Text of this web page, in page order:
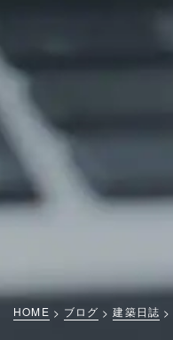
HOME ブログ 建築日誌